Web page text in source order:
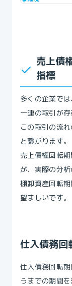
売上債
指標
多くの企業で
一連の取引が存
この取引の流
と繋がります。
売上債権回転
が、実際の分
棚卸資産回転
望ましいです。
仕入債務回
仕入債務回転
うまでの期間